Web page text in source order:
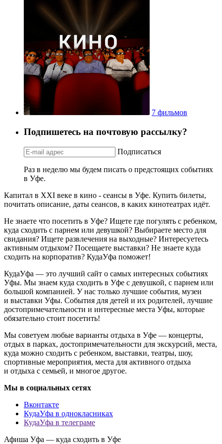
7 фильмов
Подпишетесь на почтовую рассылку?
Подписаться
Раз в неделю мы будем писать о предстоящих событиях
в Уфе.
Капитал в XXI веке в кино - сеансы в Уфе. Купить билеты,
почитать описание, даты сеансов, в каких кинотеатрах идёт.
Не знаете что посетить в Уфе? Ищете где погулять с ребенком,
куда сходить с парнем или девушкой? Выбираете место для
свидания? Ищете развлечения на выходные? Интересуетесь
активным отдыхом? Посещаете выставки? Не знаете куда
сходить на корпоратив? КудаУфа поможет!
КудаУфа — это лучший сайт о самых интересных событиях
Уфы. Мы знаем куда сходить в Уфе с девушкой, с парнем или
большой компанией. У нас только лучшие события, музеи
и выставки Уфы. События для детей и их родителей, лучшие
достопримечательности и интересные места Уфы, которые
обязательно стоит посетить!
Мы советуем любые варианты отдыха в Уфе — концерты,
отдых в парках, достопримечательности для экскурсий, места,
куда можно сходить с ребенком, выставки, театры, шоу,
спортивные мероприятия, места для активного отдыха
и отдыха с семьей, и многое другое.
Мы в социальных сетях
Вконтакте
КудаУфа в однокласниках
КудаУфа в телеграме
Афиша Уфа — куда сходить в Уфе